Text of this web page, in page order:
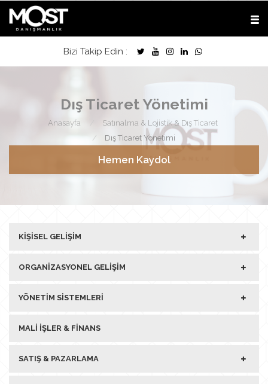
Bizi Takip Edin :
Dış Ticaret Yönetimi
Anasayfa
Satınalma & Lojistik & Dış Ticaret
Dış Ticaret Yönetimi
Hemen Kaydol
KIŞISEL GELIŞIM
ORGANIZASYONEL GELIŞIM
YÖNETIM SISTEMLERI
MALI İŞLER & FINANS
SATIŞ & PAZARLAMA